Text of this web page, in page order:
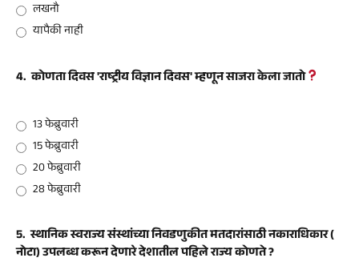
लखनौ
यापैकी नाही
4. कोणता दिवस 'राष्ट्रीय विज्ञान दिवस' म्हणून साजरा केला जातो
13 फेब्रुवारी
15 फेब्रुवारी
20 फेब्रुवारी
28 फेब्रुवारी
5. स्थानिक स्वराज्य संस्थांच्या निवडणुकीत मतदारांसाठी नकाराधिकार (
नोटा) उपलब्ध करून देणारे देशातील पहिले राज्य कोणते ?